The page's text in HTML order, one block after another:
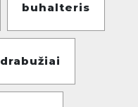
buhalteris
drabužiai